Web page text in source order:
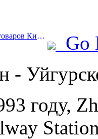
Prev:Конкурс туристических товаров Китая успешно прошел в Сянтане (провинция Хунань).
Go
-
году,